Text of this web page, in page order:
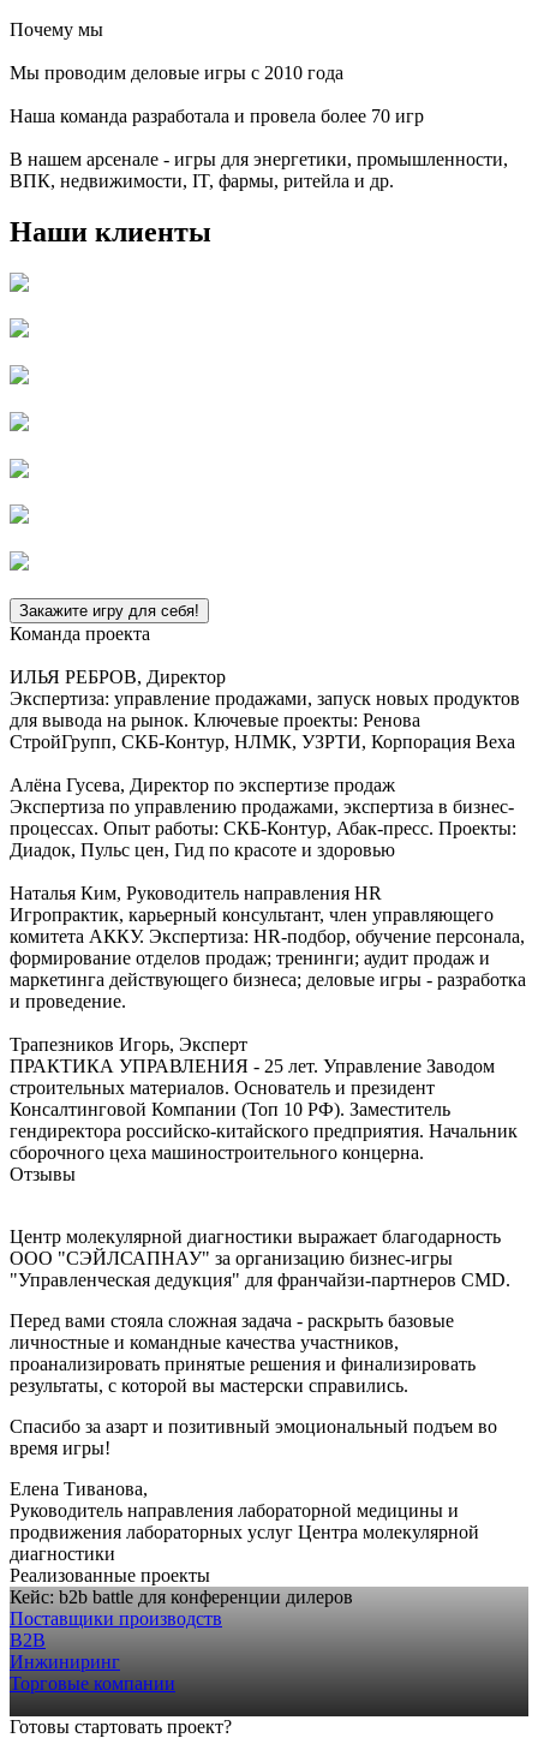
Почему мы
Мы проводим деловые игры с 2010 года
Наша команда разработала и провела более 70 игр
В нашем арсенале - игры для энергетики, промышленности,
ВПК, недвижимости, IT, фармы, ритейла и др.
Наши клиенты
Закажите игру для себя!
Команда проекта
ИЛЬЯ РЕБРОВ, Директор
Экспертиза: управление продажами, запуск новых продуктов
для вывода на рынок. Ключевые проекты: Ренова
СтройГрупп, СКБ-Контур, НЛМК, УЗРТИ, Корпорация Веха
Алёна Гусева, Директор по экспертизе продаж
Экспертиза по управлению продажами, экспертиза в бизнес-
процессах. Опыт работы: СКБ-Контур, Абак-пресс. Проекты:
Диадок, Пульс цен, Гид по красоте и здоровью
Наталья Ким, Руководитель направления HR
Игропрактик, карьерный консультант, член управляющего
комитета АККУ. Экспертиза: HR-подбор, обучение персонала,
формирование отделов продаж; тренинги; аудит продаж и
маркетинга действующего бизнеса; деловые игры - разработка
и проведение.
Трапезников Игорь, Эксперт
ПРАКТИКА УПРАВЛЕНИЯ - 25 лет. Управление Заводом
строительных материалов. Основатель и президент
Консалтинговой Компании (Топ 10 РФ). Заместитель
гендиректора российско-китайского предприятия. Начальник
сборочного цеха машиностроительного концерна.
Отзывы
Центр молекулярной диагностики выражает благодарность
ООО "СЭЙЛСАПНАУ" за организацию бизнес-игры
"Управленческая дедукция" для франчайзи-партнеров CMD.
Перед вами стояла сложная задача - раскрыть базовые
личностные и командные качества участников,
проанализировать принятые решения и финализировать
результаты, с которой вы мастерски справились.
Спасибо за азарт и позитивный эмоциональный подъем во
время игры!
Елена Тиванова,
Руководитель направления лабораторной медицины и
продвижения лабораторных услуг Центра молекулярной
диагностики
Реализованные проекты
Кейс: b2b battle для конференции дилеров
Поставщики производств
В2В
Инжиниринг
Торговые компании
Готовы стартовать проект?